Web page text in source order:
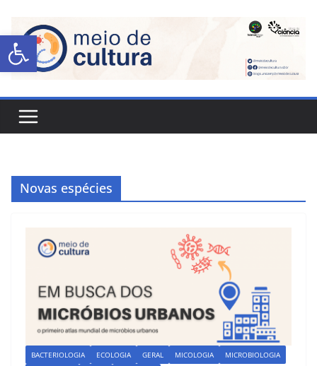
Abrir a barra de ferramentas
Novas espécies
BACTERIOLOGIA ECOLOGIA GERAL MICOLOGIA
MICROBIOLOGIA